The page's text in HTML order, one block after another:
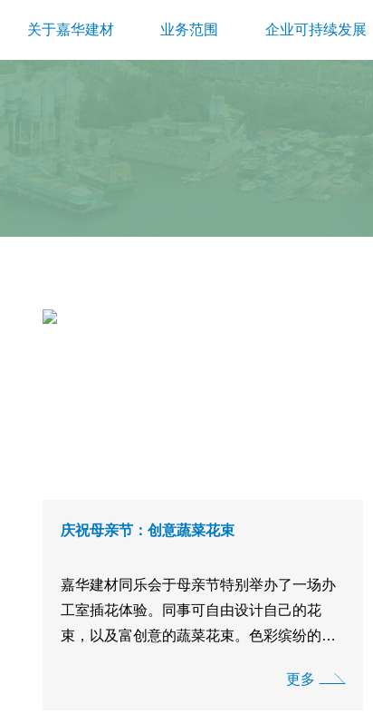
关于嘉华建材 业务范围 企业可持续发展
庆祝母亲节：创意蔬菜花束
嘉华建材同乐会于母亲节特别举办了一场办
工室插花体验。同事可自由设计自己的花
束，以及富创意的蔬菜花束。色彩缤纷的鲜
{IMAGE1} {IMAGE2} {IMAGE3} {IMAGE4}
更多